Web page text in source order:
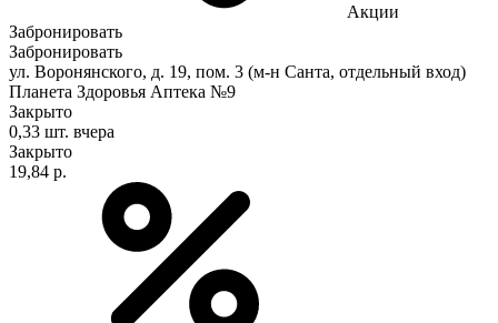
Акции
Забронировать
Забронировать
ул. Воронянского, д. 19, пом. 3 (м-н Санта, отдельный вход)
Планета Здоровья Аптека №9
Закрыто
0,33 шт. вчера
Закрыто
19,84 р.